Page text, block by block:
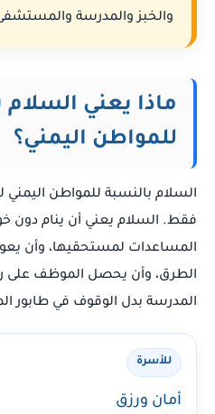
والخبز والمدرسة
ماذا يعني السلام
للمواطن اليمني؟
السلام بالنسبة للمواطن
فقط. السلام يعني أن ينام دون
المساعدات لمستحقيها، وأن يعود
الطرق، وأن يحصل الموظف على
المدرسة بدل الوقوف في طابور
للأسرة
أمان ورزق